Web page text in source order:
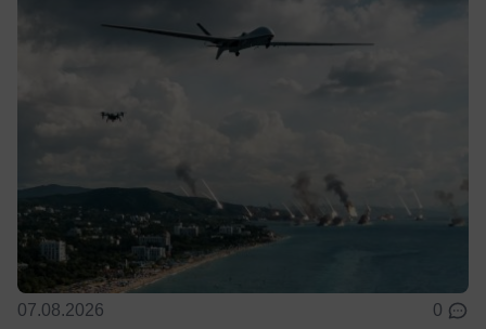
07.08.2026 0